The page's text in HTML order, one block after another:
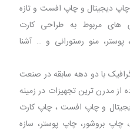
چاپ دیجیتال و چاپ افست و تازه
های مربوط به طراحی کارت
پوستر، منو رستورانی و … آشنا
با دو دهه سابقه در صنعت
از مدرن ترین تجهیزات در زمینه
و چاپ افست ، چاپ کارت
چاپ بروشور، چاپ پوستر، سازه